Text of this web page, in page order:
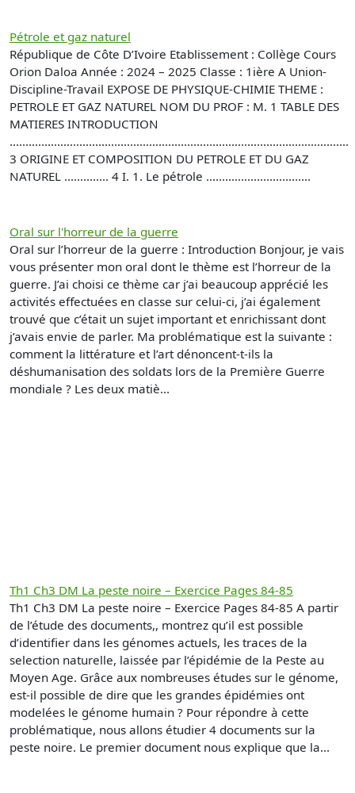
Pétrole et gaz naturel
République de Côte D’Ivoire Etablissement : Collège Cours
Orion Daloa Année : 2024 – 2025 Classe : 1ière A Union-
Discipline-Travail EXPOSE DE PHYSIQUE-CHIMIE THEME :
PETROLE ET GAZ NATUREL NOM DU PROF : M. 1 TABLE DES
MATIERES INTRODUCTION
...........................................................................................................
3 ORIGINE ET COMPOSITION DU PETROLE ET DU GAZ
NATUREL .............. 4 I. 1. Le pétrole .................................
Oral sur l'horreur de la guerre
Oral sur l’horreur de la guerre : Introduction Bonjour, je vais
vous présenter mon oral dont le thème est l’horreur de la
guerre. J’ai choisi ce thème car j’ai beaucoup apprécié les
activités effectuées en classe sur celui-ci, j’ai également
trouvé que c’était un sujet important et enrichissant dont
j’avais envie de parler. Ma problématique est la suivante :
comment la littérature et l’art dénoncent-t-ils la
déshumanisation des soldats lors de la Première Guerre
mondiale ? Les deux matiè...
Th1 Ch3 DM La peste noire – Exercice Pages 84-85
Th1 Ch3 DM La peste noire – Exercice Pages 84-85 A partir
de l’étude des documents,, montrez qu’il est possible
d’identifier dans les génomes actuels, les traces de la
selection naturelle, laissée par l’épidémie de la Peste au
Moyen Age. Grâce aux nombreuses études sur le génome,
est-il possible de dire que les grandes épidémies ont
modelées le génome humain ? Pour répondre à cette
problématique, nous allons étudier 4 documents sur la
peste noire. Le premier document nous explique que la...